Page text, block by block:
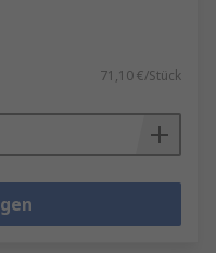
71,10 €/Stück